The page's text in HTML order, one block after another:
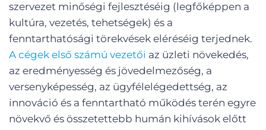
szervezet minőségi fejlesztéséig (legfőképpen a
kultúra, vezetés, tehetségek) és a
fenntarthatósági törekvések eléréséig terjednek.
A cégek első számú vezetői az üzleti növekedés,
az eredményesség és jövedelmezőség, a
versenyképesség, az ügyfélelégedettség, az
innováció és a fenntartható működés terén egyre
növekvő és összetettebb humán kihívások előtt